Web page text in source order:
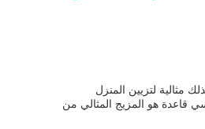
مثالية لتزيين المنزل
قاعدة هو المزيج المثالي من